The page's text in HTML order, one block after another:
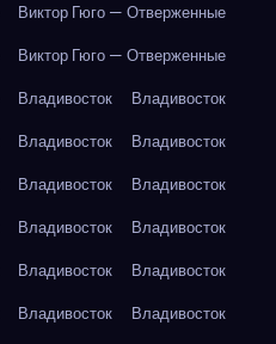
Виктор Гюго — Отверженные
Виктор Гюго — Отверженные
Владивосток
Владивосток
Владивосток
Владивосток
Владивосток
Владивосток
Владивосток
Владивосток
Владивосток
Владивосток
Владивосток
Владивосток